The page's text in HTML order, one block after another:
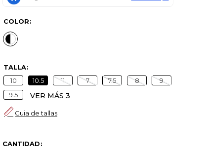
COLOR
TALLA
10 10.5 11 7 7.5 8
9
9.5
VER MÁS 3
Guia de tallas
CANTIDAD